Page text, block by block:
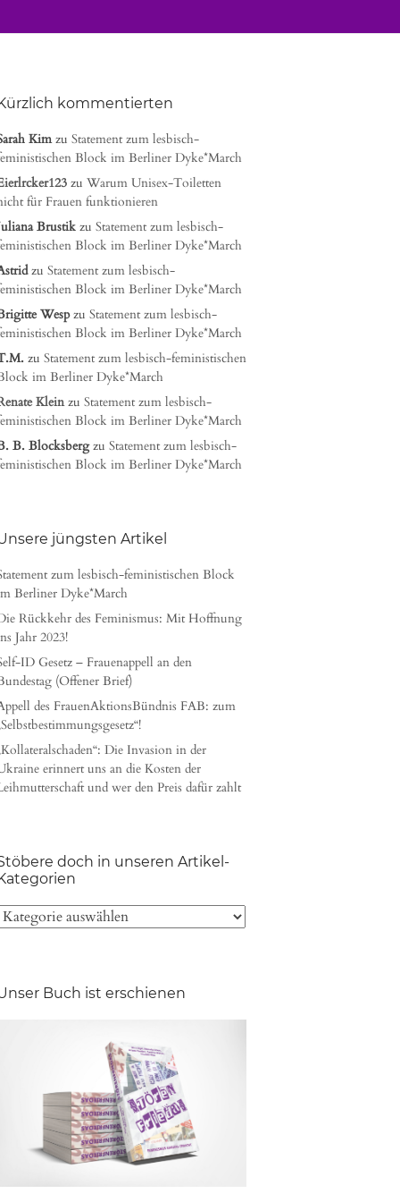
kommentierten
Kimzu Statement zum lesbisch-
Block im Berliner Dyke*March
zu Warum Unisex-Toiletten
für Frauen funktionieren
Brustik zu Statement zum lesbisch-
Block im Berliner Dyke*March
zu Statement zum lesbisch-
Block im Berliner Dyke*March
Wespzu Statement zum lesbisch-
Block im Berliner Dyke*March
zu Statement zum lesbisch-feministischen
im Berliner Dyke*March
Kleinzu Statement zum lesbisch-
Block im Berliner Dyke*March
B. Blocksbergzu Statement zum lesbisch-
Block im Berliner Dyke*March
jüngsten Artikel
zum lesbisch-feministischen Block
Berliner Dyke*March
Rückkehr des Feminismus: Mit Hoffnung
Jahr 2023!
ID Gesetz – Frauenappell an den
(Offener Brief)
des FrauenAktionsBündnis FAB: zum
Die Invasion in der
erinnert uns an die Kosten der
und wer den Preis dafür zahlt
doch in unseren Artikel-
Buch ist erschienen